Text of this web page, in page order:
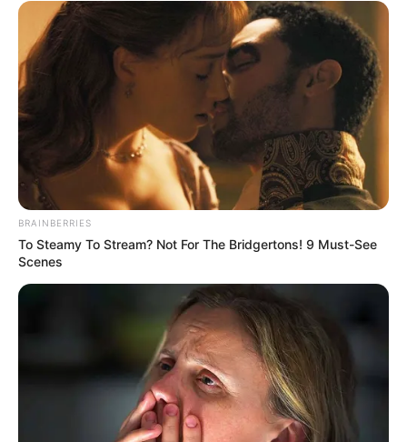
BRAINBERRIES
To Steamy To Stream? Not For The Bridgertons! 9 Must-See
Scenes